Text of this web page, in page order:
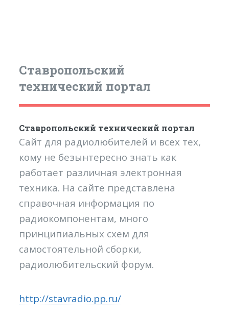
Ставропольский
технический портал
Ставропольский технический портал
Сайт для радиолюбителей и всех тех,
кому не безынтересно знать как
работает различная электронная
техника. На сайте представлена
справочная информация по
радиокомпонентам, много
принципиальных схем для
самостоятельной сборки,
радиолюбительский форум.
http://stavradio.pp.ru/